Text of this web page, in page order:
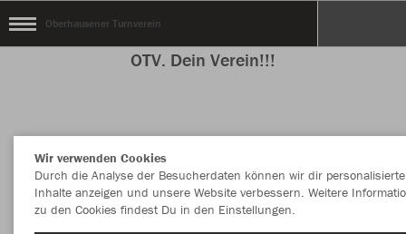
Oberhausener Turnverein
OTV. Dein Verein!!!
Wir verwenden Cookies
Durch die Analyse der Besucherdaten können wir dir personalisierte
Inhalte anzeigen und unsere Website verbessern. Weitere
zu den Cookies findest Du in den Einstellungen.